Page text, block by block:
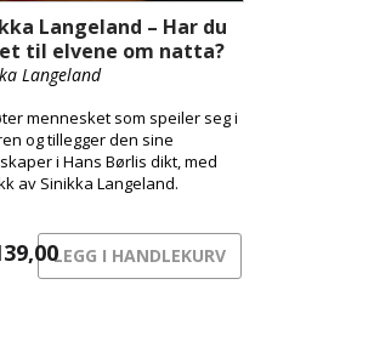
Langeland – Har du
til elvene om natta?
Langeland
mennesket som speiler seg i
og tillegger den sine
i Hans Børlis dikt, med
av Sinikka Langeland.
LEGG I HANDLEKURV